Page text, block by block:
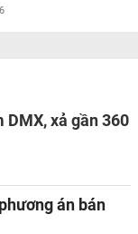
xả gần 360
án bán